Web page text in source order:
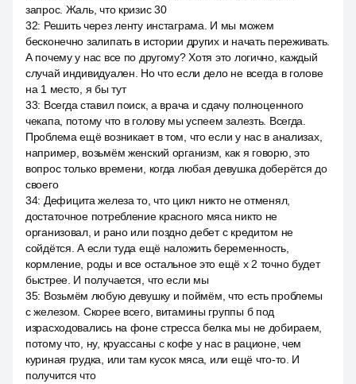
запрос. Жаль, что кризис 30
32: Решить через ленту инстаграма. И мы можем
бесконечно залипать в истории других и начать переживать.
А почему у нас все по другому? Хотя это логично, каждый
случай индивидуален. Но что если дело не всегда в голове
на 1 место, я бы тут
33: Всегда ставил поиск, а врача и сдачу полноценного
чекапа, потому что в голову мы успеем залезть. Всегда.
Проблема ещё возникает в том, что если у нас в анализах,
например, возьмём женский организм, как я говорю, это
вопрос только времени, когда любая девушка доберётся до
своего
34: Дефицита железа то, что цикл никто не отменял,
достаточное потребление красного мяса никто не
организовал, и рано или поздно дебет с кредитом не
сойдётся. А если туда ещё наложить беременность,
кормление, роды и все остальное это ещё x 2 точно будет
быстрее. И получается, что если мы
35: Возьмём любую девушку и поймём, что есть проблемы
с железом. Скорее всего, витамины группы б под
израсходовались на фоне стресса белка мы не добираем,
потому что, ну, круассаны с кофе у нас в рационе, чем
куриная грудка, или там кусок мяса, или ещё что-то. И
получится что